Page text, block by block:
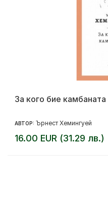
За кого бие камбаната
АВТОР: Ърнест Хемингуей
16.00 EUR (31.29 лв.)